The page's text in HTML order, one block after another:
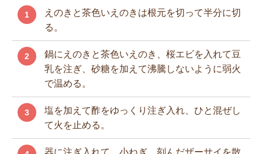
1
えのきと茶色いえのきは根元を切って半分に切
る。
2
鍋にえのきと茶色いえのき、桜エビを入れて豆
乳を注ぎ、砂糖を加えて沸騰しないように弱火
で温める。
3
塩を加えて酢をゆっくり注ぎ入れ、ひと混ぜし
て火を止める。